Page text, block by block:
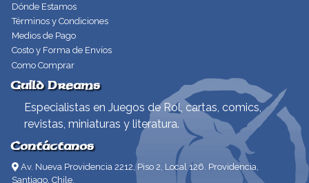
Dónde Estamos
Términos y Condiciones
Medios de Pago
Costo y Forma de Envíos
Como Comprar
Guild Dreams
Especialistas en Juegos de Rol, cartas, comics,
revistas, miniaturas y literatura.
Contáctanos
Av. Nueva Providencia 2212, Piso 2, Local 126. Providencia,
Santiago, Chile.